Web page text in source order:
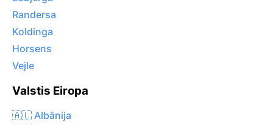
Randersa
Koldinga
Horsens
Vejle
Valstis Eiropa
🇦🇱 Albānija